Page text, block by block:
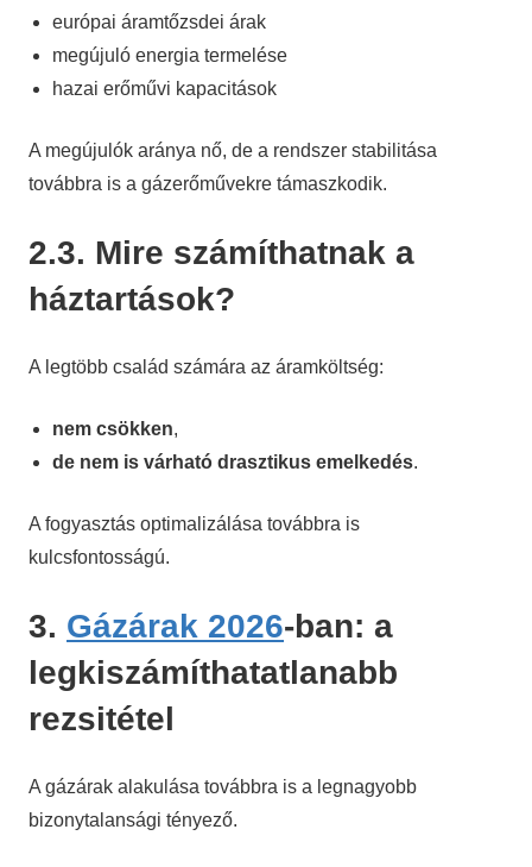
európai áramtőzsdei árak
megújuló energia termelése
hazai erőművi kapacitások
A megújulók aránya nő, de a rendszer stabilitása
továbbra is a gázerőművekre támaszkodik.
2.3. Mire számíthatnak a
háztartások?
A legtöbb család számára az áramköltség:
nem csökken,
de nem is várható drasztikus emelkedés.
A fogyasztás optimalizálása továbbra is
kulcsfontosságú.
3. Gázárak 2026-ban: a
legkiszámíthatatlanabb
rezsitétel
A gázárak alakulása továbbra is a legnagyobb
bizonytalansági tényező.